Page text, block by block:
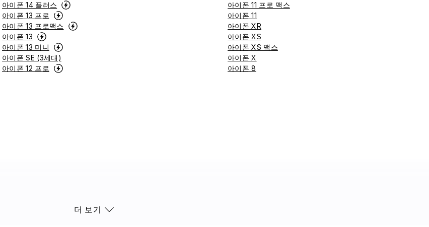
아이폰 14 플러스
아이폰 13 프로
아이폰 13 프로맥스
아이폰 13
아이폰 13 미니
아이폰 SE (3세대)
아이폰 12 프로
아이폰 11 프로 맥스
아이폰 11
아이폰 XR
아이폰 XS
아이폰 XS 맥스
아이폰 X
아이폰 8
더 보기